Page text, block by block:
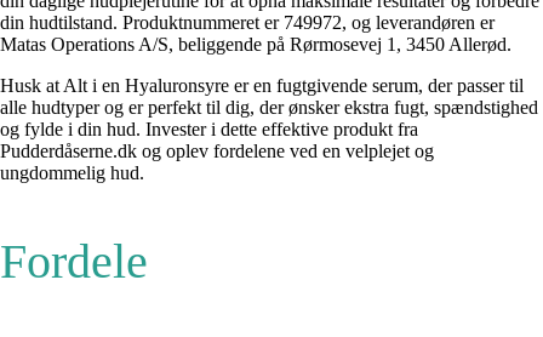
din hudtilstand. Produktnummeret er 749972, og leverandøren er
Matas Operations A/S, beliggende på Rørmosevej 1, 3450 Allerød.
Husk at Alt i en Hyaluronsyre er en fugtgivende serum, der passer til
alle hudtyper og er perfekt til dig, der ønsker ekstra fugt, spændstighed
og fylde i din hud. Invester i dette effektive produkt fra
Pudderdåserne.dk og oplev fordelene ved en velplejet og
ungdommelig hud.
Fordele